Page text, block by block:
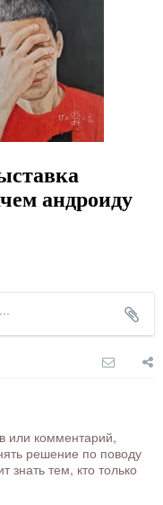
андроиду
или комментарий,
решение по поводу
знать тем, кто только